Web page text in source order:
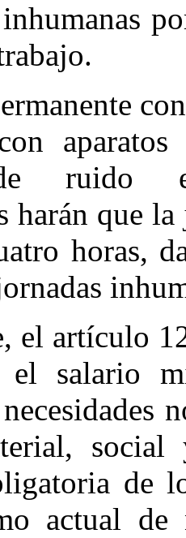
ruido
harán que
horas,
el artículo
el salario
de
actual de